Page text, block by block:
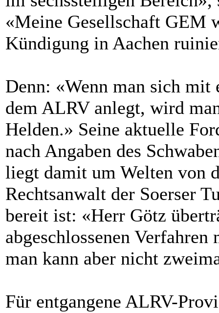
«Meine Gesellschaft GEM
Kündigung in Aachen
Denn: «Wenn man sich
dem ALRV anlegt, wird
Helden.» Seine aktuelle
nach Angaben des
liegt damit um Welten von
Rechtsanwalt der Soerser
bereit ist: «Herr Götz
abgeschlossenen
man kann aber nicht
Für entgangene ALRV-